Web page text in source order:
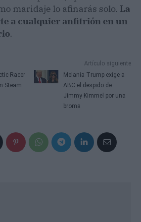
maridaje lo afinarás solo. La
a cualquier anfitrión en un
.
Racer
Steam
Artículo siguiente
Melania Trump exige a
ABC el despido de
Jimmy Kimmel por una
broma